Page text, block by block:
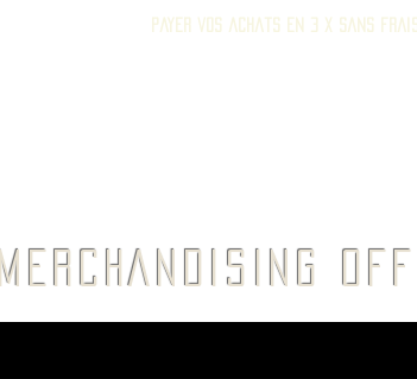
Payer vos achats en 3 x sans
MERCHANDISING